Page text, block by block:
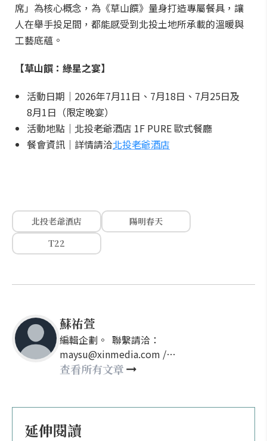
席」為核心概念，為《草山饌》量身打造專屬餐具，讓
人在舉手投足間，都能感受到北投土地所承載的溫暖與
工藝底蘊。
【草山饌：綠星之宴】
活動日期｜2026年7月11日、7月18日、7月25日及
8月1日（限定晚宴）
活動地點｜北投老爺酒店 1F PURE 歐式餐廳
餐會資訊｜詳情請洽北投老爺酒店
北投老爺酒店
陽明春天
T22
蘇祐萱
編輯企劃。 聯繫請洽：
maysu@xinmedia.com /
may860527@gmail.com
查看所有文章
延伸閱讀